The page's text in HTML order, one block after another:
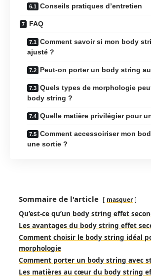
Conseils pratiques d’entretien
FAQ
Comment savoir si mon body
ajusté ?
Peut-on porter un body string
Quels types de morphologie
body string ?
Quelle matière privilégier pour
Comment accessoiriser mon
une sortie ?
Sommaire de l'article masquer
Qu’est-ce qu’un body string effet
Les avantages du body string effet
Comment choisir le body string idéal
morphologie
Comment porter un body string avec
Les matières au cœur du body string